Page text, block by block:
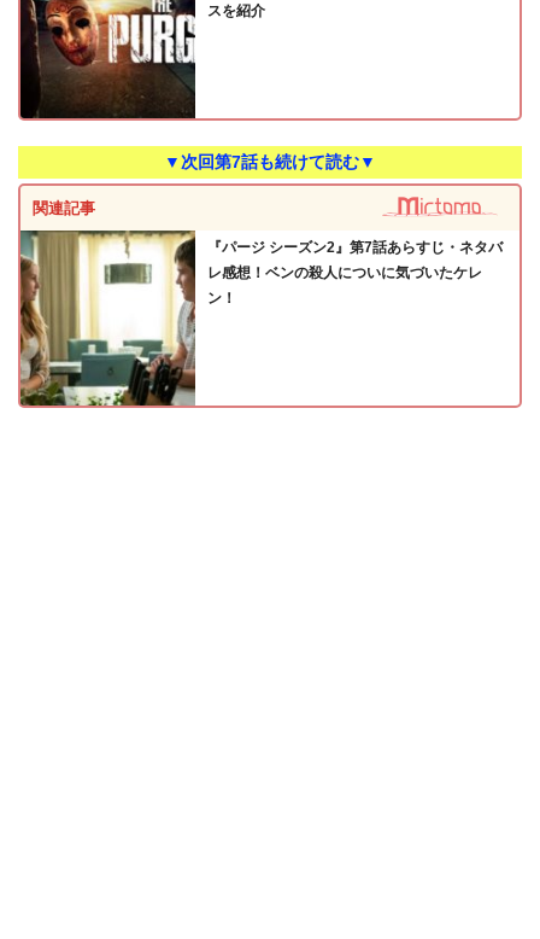
スを紹介
▼次回第7話も続けて読む▼
関連記事
『パージ シーズン2』第7話あらすじ・ネタバ
レ感想！ベンの殺人についに気づいたケレ
ン！